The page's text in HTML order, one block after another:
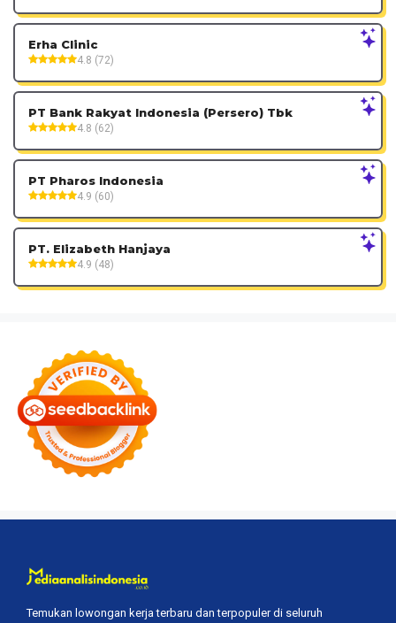
Erha Clinic
4.8 (72)
PT Bank Rakyat Indonesia (Persero) Tbk
4.8 (62)
PT Pharos Indonesia
4.9 (60)
PT. Elizabeth Hanjaya
4.9 (48)
Temukan lowongan kerja terbaru dan terpopuler di seluruh